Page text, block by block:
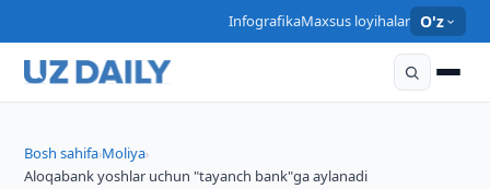
InfografikaMaxsus loyihalar O'z
Bosh sahifa›Moliya›
Aloqabank yoshlar uchun "tayanch bank"ga aylanadi